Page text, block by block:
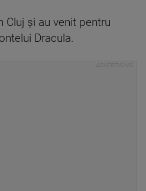
Cluj şi au venit pentru
Dracula.